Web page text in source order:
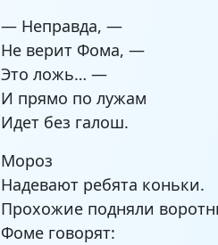
— Неправда, —
Не верит Фома, —
Это ложь… —
И прямо по лужам
Идет без галош.
Мороз
Надевают ребята коньки.
Прохожие подняли
Фоме говорят: